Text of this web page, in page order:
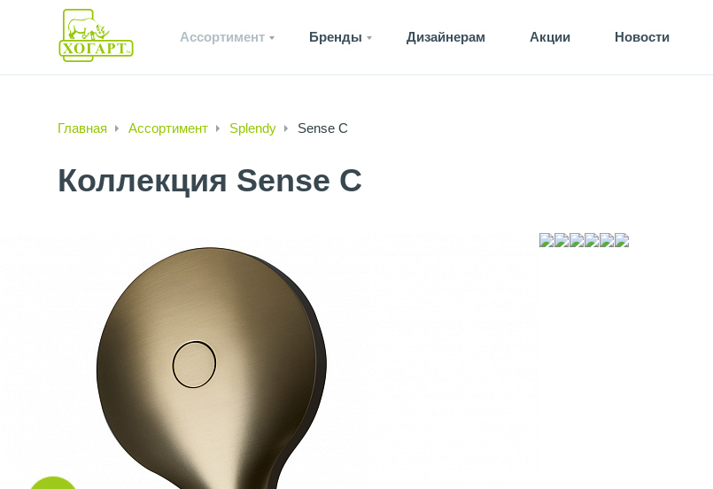
Ассортимент Бренды Дизайнерам Акции Новости
Главная Ассортимент Splendy Sense C
Коллекция Sense C